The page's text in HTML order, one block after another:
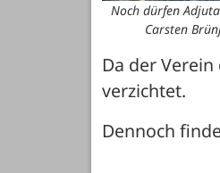
Noch dürfen
Carsten
Da der
verzichtet.
Dennoch